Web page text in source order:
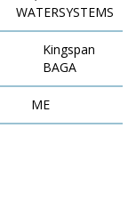
WATERSYSTEMS
Kingspan
BAGA
ME